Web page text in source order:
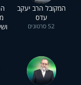
המקובל הרב יעקב
עדס
52 סרטונים